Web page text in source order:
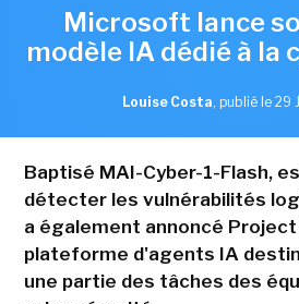
Microsoft lance
modèle IA dédié à la
Louise Costa, publié le 29
Baptisé MAI-Cyber-1-Flash,
détecter les vulnérabilités
a également annoncé
plateforme d'agents IA
une partie des tâches des